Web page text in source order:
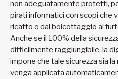
non adeguatamente protetti,
pirati informatici con scopi che
ricatto o dal boicottaggio al
Anche se il 100% della
difficilmente raggiungibile, la
impone che tale sicurezza sia
venga applicata